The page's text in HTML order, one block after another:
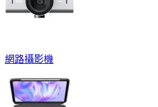
網路攝影機